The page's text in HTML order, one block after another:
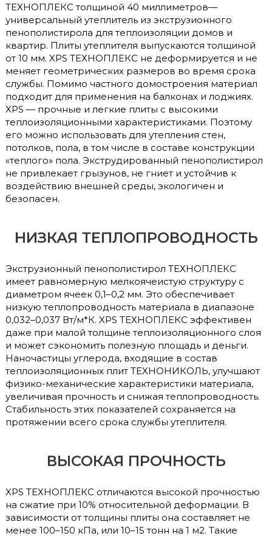
ТЕХНОПЛЕКС толщиной 40 миллиметров—
универсальный утеплитель из экструзионного
пенополистирола для теплоизоляции домов и
квартир. Плиты утеплителя выпускаются толщиной
от 10 мм. XPS ТЕХНОПЛЕКС не деформируется и не
меняет геометрических размеров во время срока
службы. Помимо частного домостроения материал
подходит для применения на балконах и лоджиях.
XPS — прочные и легкие плиты с высокими
теплоизоляционными характеристиками. Поэтому
его можно использовать для утепления стен,
потолков, пола, в том числе в составе конструкции
«теплого» пола. Экструдированный пенополистирол
не привлекает грызунов, не гниет и устойчив к
воздействию внешней среды, экологичен и
безопасен.
НИЗКАЯ ТЕПЛОПРОВОДНОСТЬ
Экструзионный пенополистирол ТЕХНОПЛЕКС
имеет равномерную мелкоячеистую структуру с
диаметром ячеек 0,1–0,2 мм. Это обеспечивает
низкую теплопроводность материала в диапазоне
0,032–0,037 Вт/м*К. XPS ТЕХНОПЛЕКС эффективен
даже при малой толщине теплоизоляционного слоя
и может сэкономить полезную площадь и деньги.
Наночастицы углерода, входящие в состав
теплоизоляционных плит ТЕХНОНИКОЛЬ, улучшают
физико-механические характеристики материала,
увеличивая прочность и снижая теплопроводность.
Стабильность этих показателей сохраняется на
протяжении всего срока службы утеплителя.
ВЫСОКАЯ ПРОЧНОСТЬ
XPS ТЕХНОПЛЕКС отличаются высокой прочностью
на сжатие при 10% относительной деформации. В
зависимости от толщины плиты она составляет не
менее 100–150 кПа, или 10–15 тонн на 1 м2. Такие